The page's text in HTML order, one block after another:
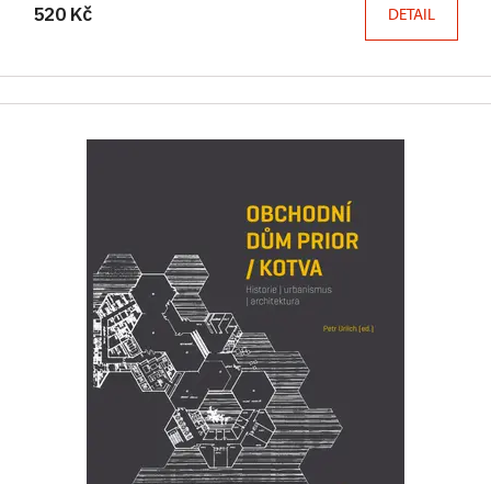
520 Kč DETAIL